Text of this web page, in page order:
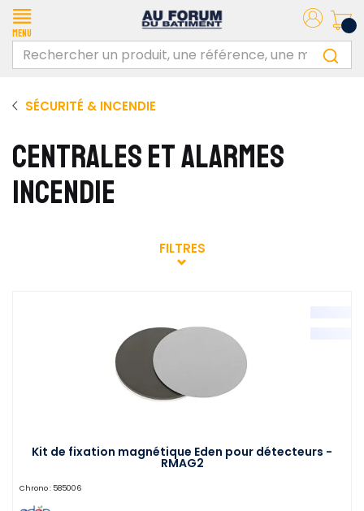
Menu
SÉCURITÉ & INCENDIE
CENTRALES ET ALARMES
INCENDIE
FILTRES
Kit de fixation magnétique Eden pour détecteurs -
RMAG2
Chrono : 585006